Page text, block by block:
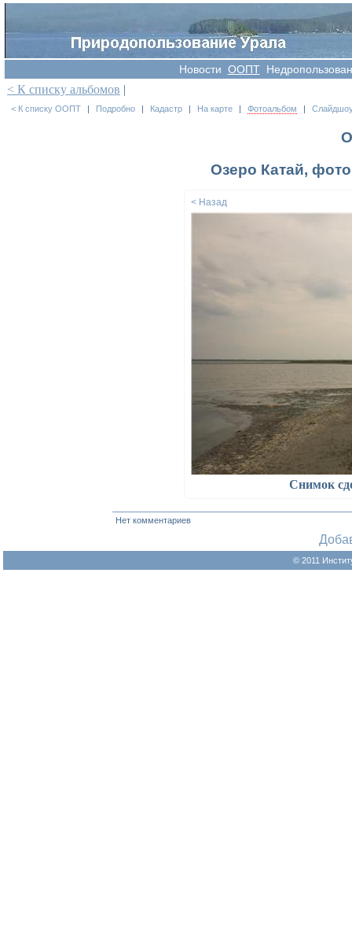
Новости OOПT
< К списку альбомов |
< К списку ООПТ | Подробно | Кадастр | На карте | Фотоальбом |
Озеро Катай,
< Назад
Снимок
Нет комментариев
© 2011